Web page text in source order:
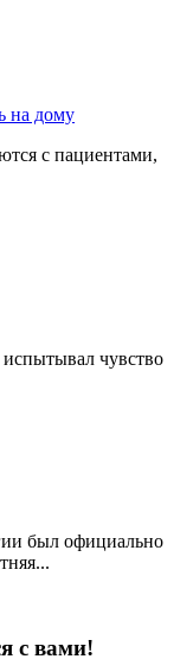
на дому
с пациентами,
чувство
был официально
с вами!